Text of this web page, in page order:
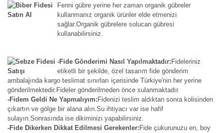
Fenni gübre yerine her zaman organik gübreler
kullanmanız organik ürünler elde etmenizi
sağlar.Organik gübrelere solucan gübresi
kullanabilirsiniz.
-Fide Gönderimi Nasıl Yapılmaktadır: Fideleriniz
etiketli bir şekilde, özel tasarım fide gönderim
ambalajında kargo teslimat sınırları içerisinde Türkiye'nin her yerine
gönderilmektedir.Fideler gönderilmeden önce sulanmaktadır.
-Fidem Geldi Ne Yapmalıyım: Fidenizi teslim aldıktan sonra kolisinden
çıkartın ve gölge bir alana alın.Su ihtiyacı var ise hafif
sulayın.Sonrasında ise dikiminizi yapabilirsiniz.
-Fide Dikerken Dikkat Edilmesi Gerekenler: Fide çukurunuzu en, boy